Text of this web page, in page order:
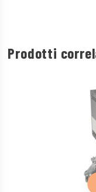
Prodotti